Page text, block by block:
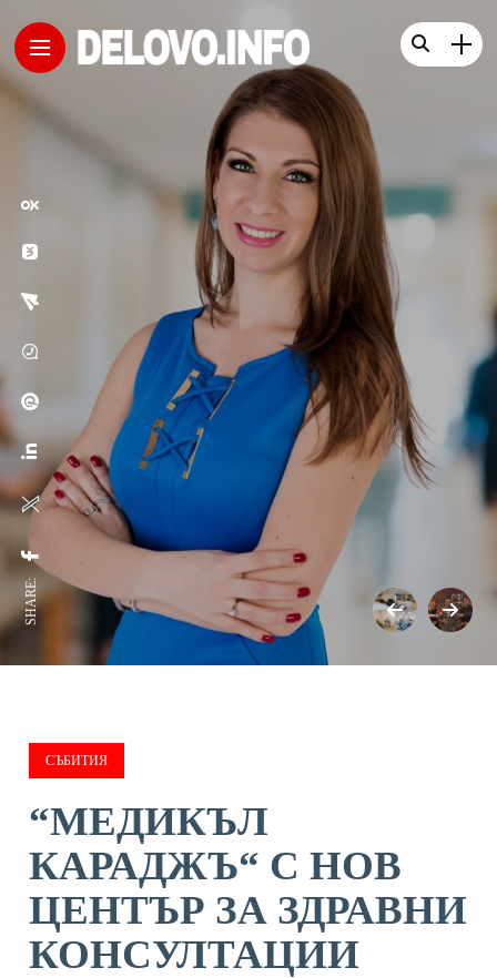
SHARE:
СЪБИТИЯ
“МЕДИКЪЛ
КАРАДЖЪ“ С НОВ
ЦЕНТЪР ЗА ЗДРАВНИ
КОНСУЛТАЦИИ